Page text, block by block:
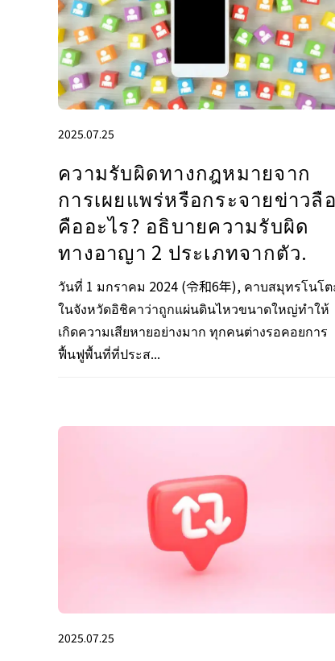
2025.07.25
ความรับผิดทางกฎหมายจาก
การเผยแพร่หรือกระจายข่าวลือ
คืออะไร? อธิบายความรับผิด
ทางอาญา 2 ประเภทจากตัว.
วันที่ 1 มกราคม 2024 (令和6年), คาบสมุทรโนโต
ในจังหวัดอิชิคาว่าถูกแผ่นดินไหวขนาดใหญ่ทำให้
เกิดความเสียหายอย่างมาก ทุกคนต่างรอคอยการ
ฟื้นฟูพื้นที่ที่ประส...
2025.07.25